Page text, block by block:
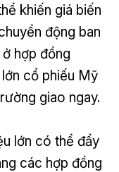
khiến giá biến
động ban
hợp đồng
cổ phiếu Mỹ
giao ngay.
lớn có thể đẩy
các hợp đồng